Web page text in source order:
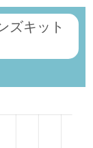
ズキット